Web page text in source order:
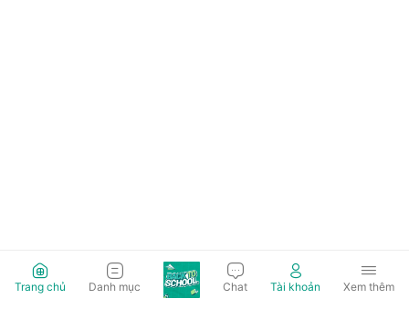
Trang chủ Danh mục Chat Tài khoản Xem thêm